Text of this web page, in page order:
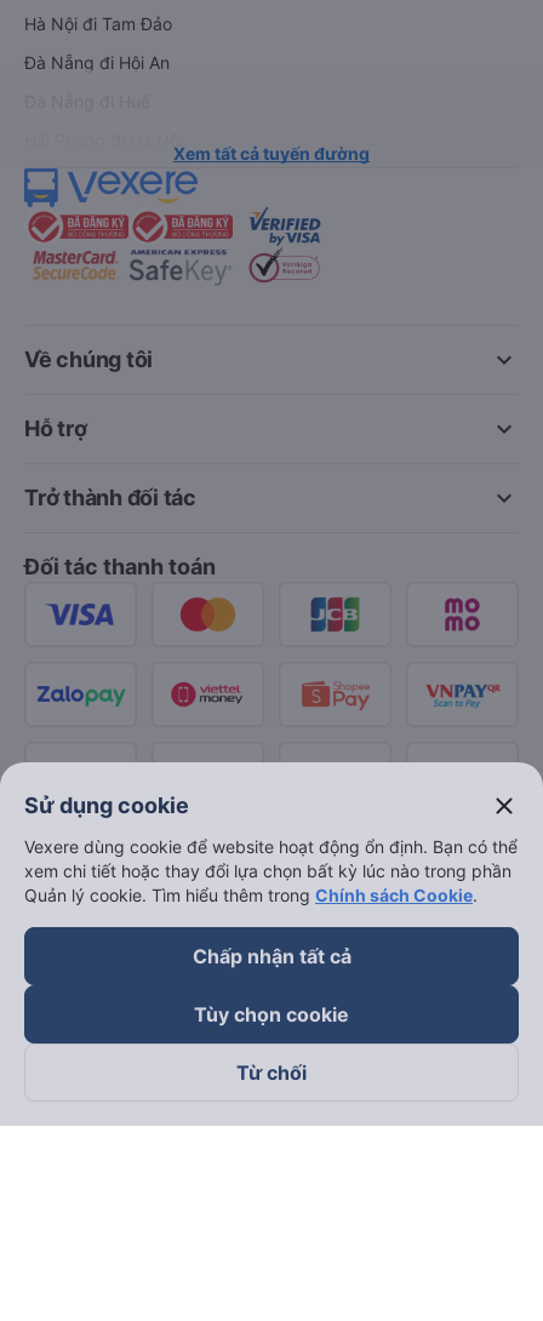
Hà Nội đi Tam Đảo
Đà Nẵng đi Hội An
Xem tất cả tuyến đường
keyboard_arrow_down
Về chúng tôi
keyboard_arrow_down
Hỗ trợ
keyboard_arrow_down
Trở thành đối tác
Đối tác thanh toán
Theo dõi chúng tôi trên
Sử dụng cookie close
Vexere dùng cookie để website hoạt động ổn định. Bạn có thể
xem chi tiết hoặc thay đổi lựa chọn bất kỳ lúc nào trong phần
Quản lý cookie. Tìm hiểu thêm trong Chính sách Cookie.
Chấp nhận tất cả
Tùy chọn cookie
Từ chối